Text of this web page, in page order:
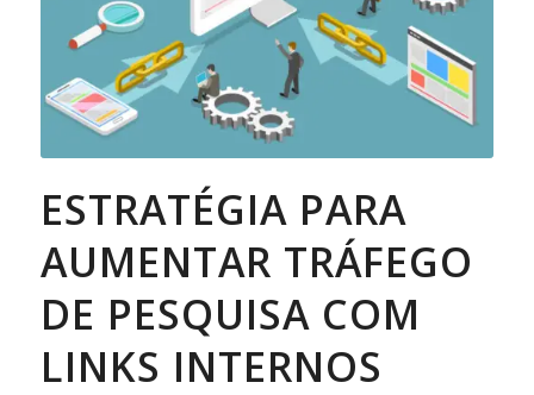
ESTRATÉGIA PARA
AUMENTAR TRÁFEGO
DE PESQUISA COM
LINKS INTERNOS